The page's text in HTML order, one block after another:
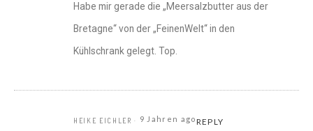
Habe mir gerade die „Meersalzbutter aus der
Bretagne“ von der „FeinenWelt“ in den
Kühlschrank gelegt. Top.
HEIKE EICHLER 9 Jahren agoREPLY